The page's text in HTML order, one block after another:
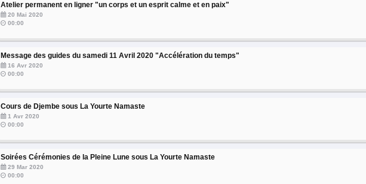
Atelier permanent en ligner "un corps et un esprit calme et en paix"
20 Mai 2020
00:00
Message des guides du samedi 11 Avril 2020 "Accélération du temps"
16 Avr 2020
00:00
Cours de Djembe sous La Yourte Namaste
1 Avr 2020
00:00
Soirées Cérémonies de la Pleine Lune sous La Yourte Namaste
29 Mar 2020
00:00